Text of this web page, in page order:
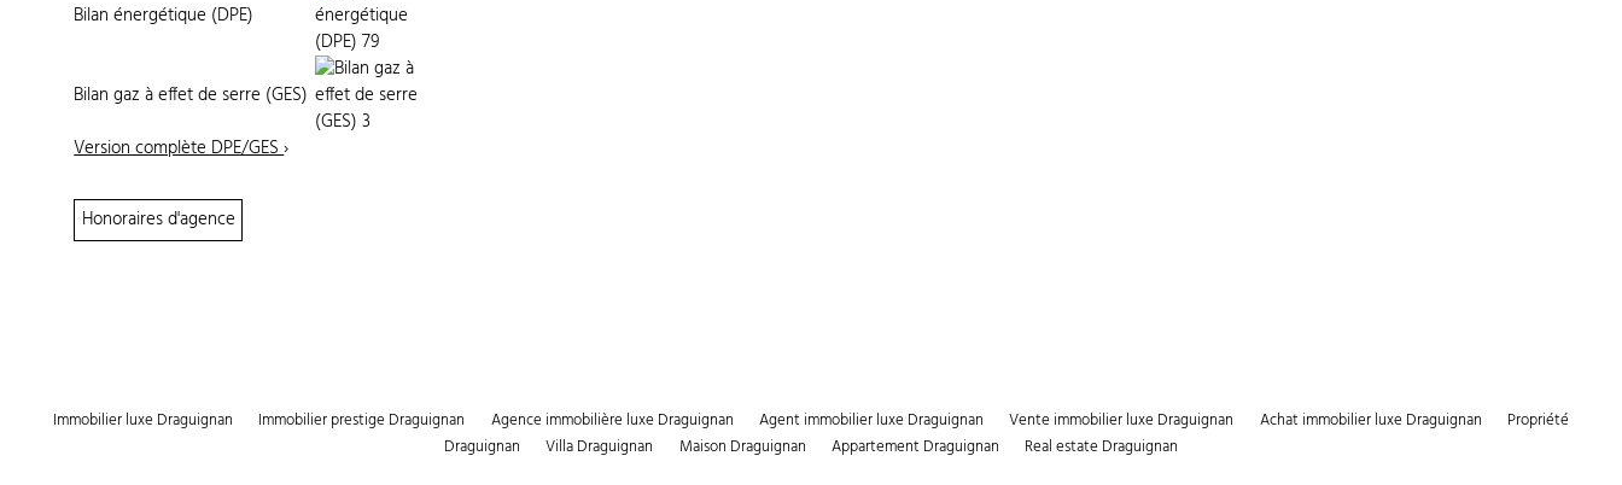
Bilan énergétique (DPE)
Bilan gaz à effet de serre (GES)
Version complète DPE/GES›
Honoraires d'agence
Immobilier luxe Draguignan Immobilier prestige Draguignan Agence immobilière luxe Draguignan Agent immobilier luxe Draguignan Vente immobilier luxe Draguignan Achat immobilier luxe Draguignan
Propriété
Draguignan
Villa Draguignan Maison Draguignan Appartement Draguignan Real estate Draguignan